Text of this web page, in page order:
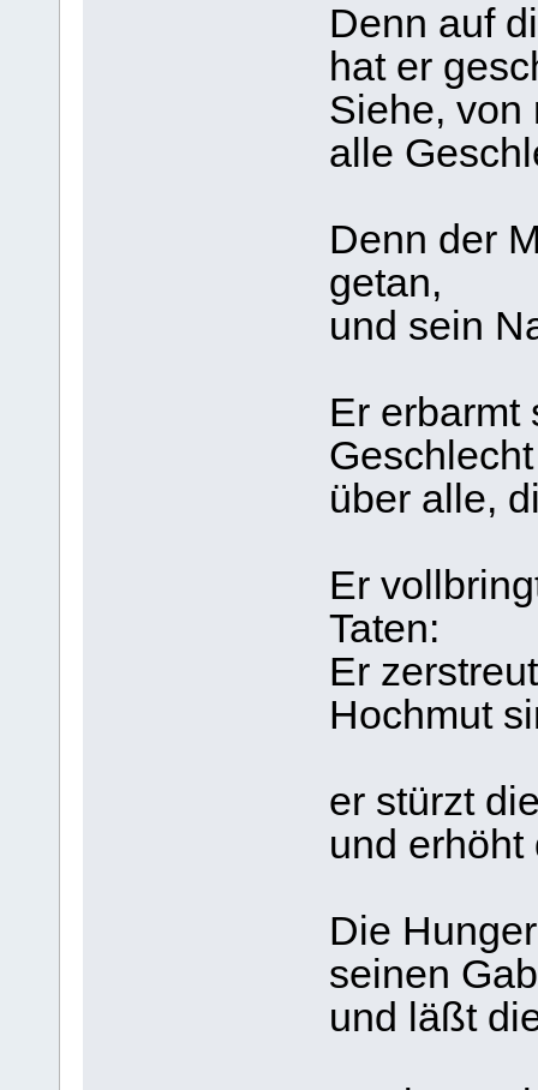
Denn auf
hat er
Siehe, von
alle
Denn der
getan,
und sein
Er erbarmt
Geschlecht
über alle,
Er
Taten:
Er
Hochmut
er stürzt
und
Die
seinen
und läßt